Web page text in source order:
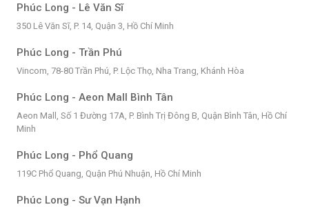
Phúc Long - Lê Văn Sĩ
350 Lê Văn Sĩ, P. 14, Quận 3, Hồ Chí Minh
Phúc Long - Trần Phú
Vincom, 78-80 Trần Phú, P. Lộc Thọ, Nha Trang, Khánh Hòa
Phúc Long - Aeon Mall Bình Tân
Aeon Mall, Số 1 Đường 17A, P. Bình Trị Đông B, Quận Bình Tân, Hồ Chí
Minh
Phúc Long - Phổ Quang
119C Phổ Quang, Quận Phú Nhuận, Hồ Chí Minh
Phúc Long - Sư Vạn Hạnh